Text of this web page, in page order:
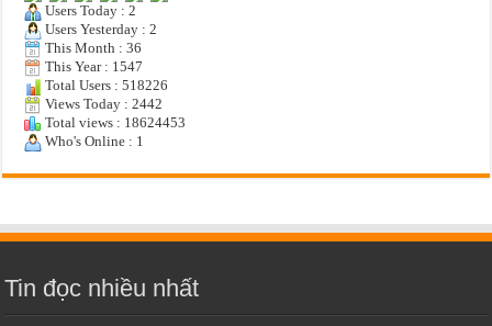
Users Today : 2
Users Yesterday : 2
This Month : 36
This Year : 1547
Total Users : 518226
Views Today : 2442
Total views : 18624453
Who's Online : 1
Tin đọc nhiều nhất